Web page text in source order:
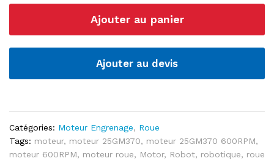
avec
quantité
Ajouter au panier
Ajouter au devis
Catégories: Moteur Engrenage, Roue
Tags: moteur, moteur 25GM370, moteur 25GM370 600RPM,
moteur 600RPM, moteur roue, Motor, Robot, robotique, roue